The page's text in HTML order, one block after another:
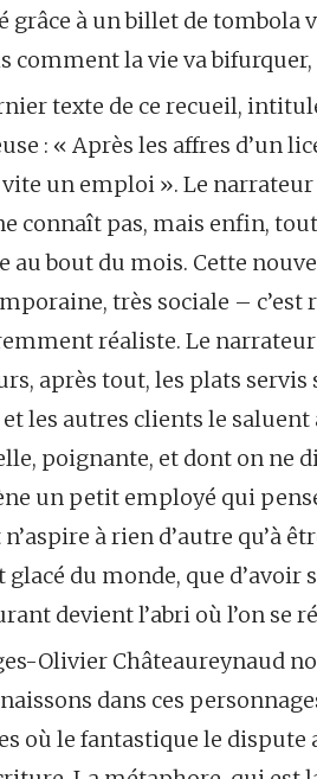
grâce à un billet de tombola
comment la vie va
texte de ce recueil,
: « Après les affres d’un
vite un emploi ». Le
connaît pas, mais enfin,
au bout du mois. Cette
très sociale –
réaliste. Le
après tout, les plats
les autres clients le
poignante, et dont on ne
un petit employé qui
n’aspire à rien d’autre qu’à
glacé du monde, que d’avoir
devient l’abri où l’on se
Olivier Châteaureynaud
dans ces
où le fantastique le